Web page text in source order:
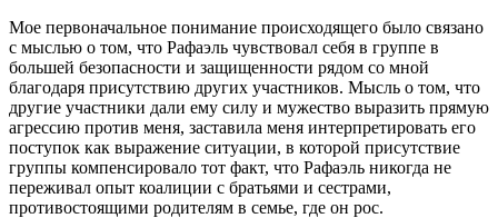
Мое первоначальное понимание происходящего было связано
с мыслью о том, что Рафаэль чувствовал себя в группе в
большей безопасности и защищенности рядом со мной
благодаря присутствию других участников. Мысль о том, что
другие участники дали ему силу и мужество выразить прямую
агрессию против меня, заставила меня интерпретировать его
поступок как выражение ситуации, в которой присутствие
группы компенсировало тот факт, что Рафаэль никогда не
переживал опыт коалиции с братьями и сестрами,
противостоящими родителям в семье, где он рос.